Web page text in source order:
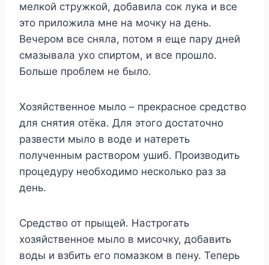
мелкой стружкой, добавила сок лука и все
это приложила мне на мочку на день.
Вечером все сняла, потом я еще пару дней
смазывала ухо спиртом, и все прошло.
Больше проблем не было.
Хозяйственное мыло – прекрасное средство
для снятия отёка. Для этого достаточно
развести мыло в воде и натереть
полученным раствором ушиб. Производить
процедуру необходимо несколько раз за
день.
Средство от прыщей. Настрогать
хозяйственное мыло в мисочку, добавить
воды и взбить его помазком в пену. Теперь